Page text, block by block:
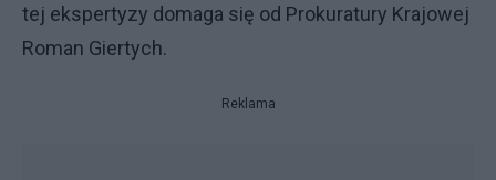
tej ekspertyzy domaga się od Prokuratury Krajowej
Roman Giertych.
Reklama